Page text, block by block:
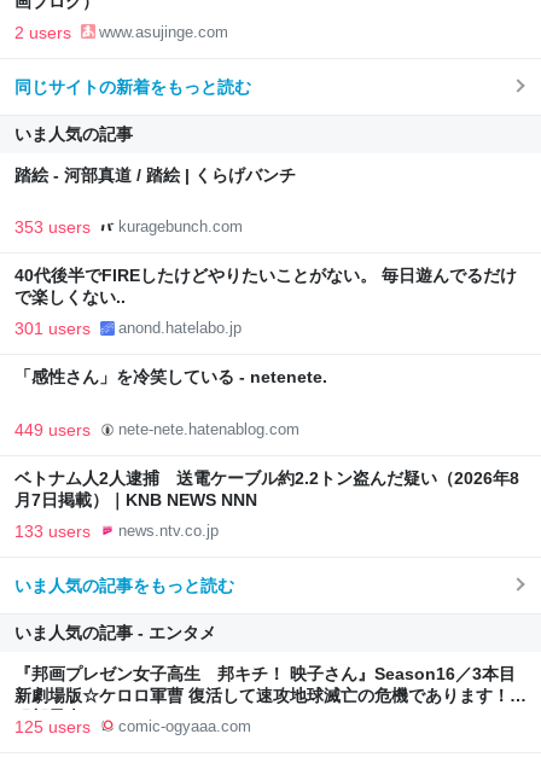
2 users www.asujinge.com
同じサイトの新着をもっと読む
いま人気の記事
踏絵 - 河部真道 / 踏絵 | くらげバンチ
353 users kuragebunch.com
40代後半でFIREしたけどやりたいことがない。 毎日遊んでるだけ
で楽しくない..
301 users anond.hatelabo.jp
「感性さん」を冷笑している - netenete.
449 users nete-nete.hatenablog.com
ベトナム人2人逮捕 送電ケーブル約2.2トン盗んだ疑い（2026年8
月7日掲載）｜KNB NEWS NNN
133 users news.ntv.co.jp
いま人気の記事をもっと読む
いま人気の記事 - エンタメ
『邦画プレゼン女子高生 邦キチ！ 映子さん』Season16／3本目
新劇場版☆ケロロ軍曹 復活して速攻地球滅亡の危機であります！ -
服部昇大 | COMIC OGYAAA!!
125 users comic-ogyaaa.com